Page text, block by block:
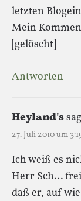
letzten
Mein
[gelöscht]
Antworten
Heyland's
27. Juli 2010 um
Ich weiß es
Herr Sch…
daß er, auf